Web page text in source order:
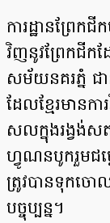
ការដ្ឋានព្រែ
វិញនូវព្រែកជីក
សម័យនគរភ្នំ ជ
ដែលខ្មែរមានក
សល​​​​ក្នុងរង្វង់ស
ហ្វូណនបូករួមជម្ល
ត្រូវបានទុកចោ
បច្ចុប្បន្ន។